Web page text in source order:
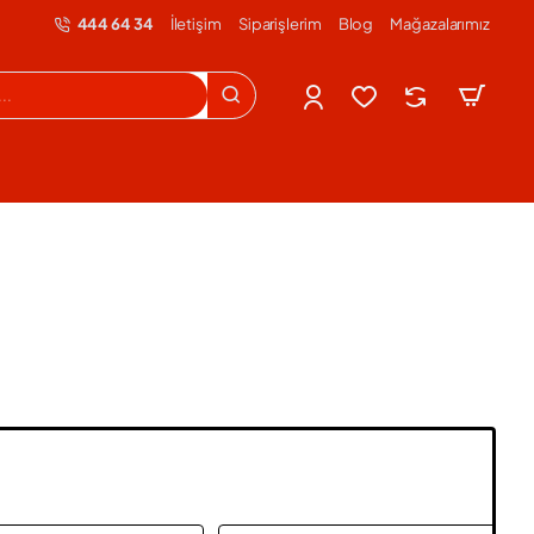
444 64 34 İletişim Siparişlerim Blog Mağazalarımız